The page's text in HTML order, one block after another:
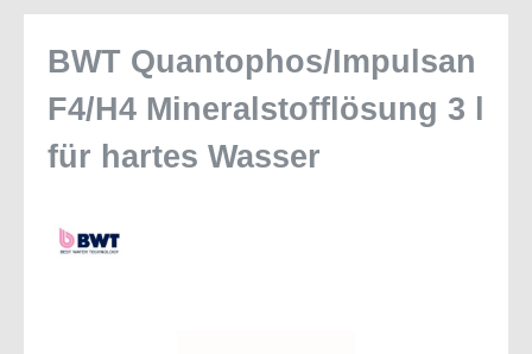
BWT Quantophos/Impulsan
F4/H4 Mineralstofflösung 3 l
für hartes Wasser